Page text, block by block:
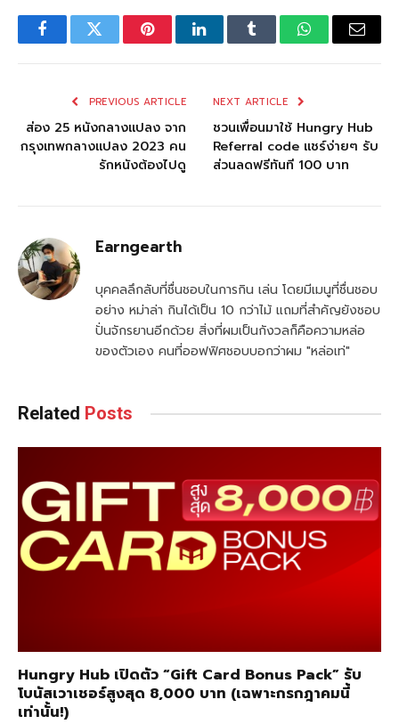
FacebookTwitter PinterestLinkedInTumblr WhatsAppEmail
PREVIOUS ARTICLE
ส่อง 25 หนังกลางแปลง จาก
กรุงเทพกลางแปลง 2023 คน
รักหนังต้องไปดู
NEXT ARTICLE
ชวนเพื่อนมาใช้ Hungry Hub
Referral code แชร์ง่ายๆ รับ
ส่วนลดฟรีทันที 100 บาท
Earngearth
บุคคลลึกลับที่ชื่นชอบในการกิน เล่น โดยมีเมนูที่ชื่นชอบ
อย่าง หม่าล่า กินได้เป็น 10 กว่าไม้ แถมที่สำคัญยังชอบ
ปั่นจักรยานอีกด้วย สิ่งที่ผมเป็นกังวลก็คือความหล่อ
ของตัวเอง คนที่ออฟฟิศชอบบอกว่าผม "หล่อเท่"
Related Posts
Hungry Hub เปิดตัว “Gift Card Bonus Pack” รับ
โบนัสเวาเชอร์สูงสุด 8,000 บาท (เฉพาะกรกฎาคมนี้
เท่านั้น!)